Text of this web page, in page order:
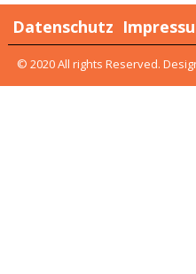
Datenschutz
© 2020 All rights Reserved.